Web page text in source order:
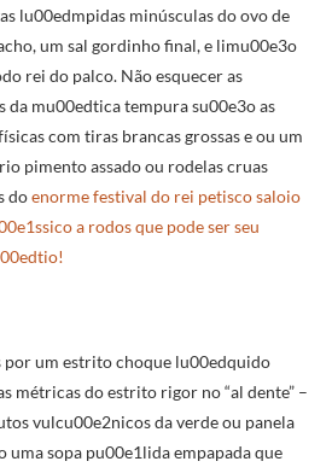
lu00edmpidas minúsculas do ovo de
um sal gordinho final, e limu00e3o
rei do palco. Não esquecer as
da mu00edtica tempura su00e3o as
com tiras brancas grossas e ou um
pimento assado ou rodelas cruas
doenorme festival do rei petisco saloio
a rodos que pode ser seu
por um estrito choque lu00edquido
métricas do estrito rigor no “al dente” –
vulcu00e2nicos da verde ou panela
uma sopa pu00e1lida empapada que